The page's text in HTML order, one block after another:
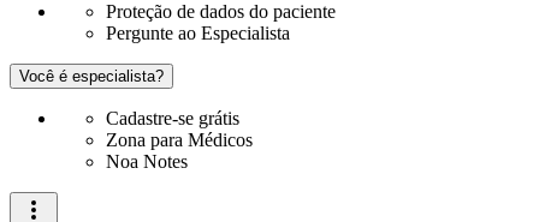
Proteção de dados do paciente
Pergunte ao Especialista
Você é especialista?
Cadastre-se grátis
Zona para Médicos
Noa Notes